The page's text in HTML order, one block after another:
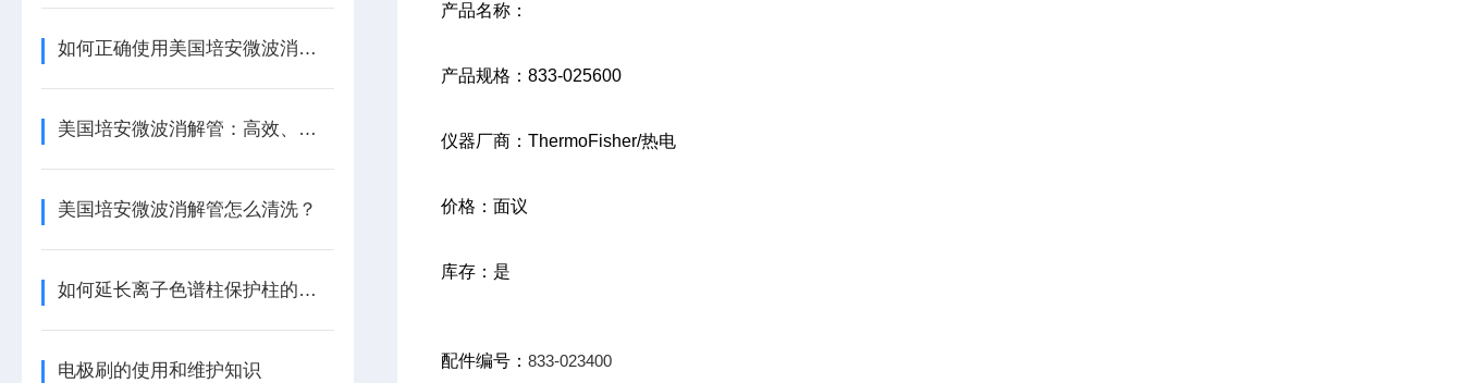
如何正确使用美国培安微波消解管进行样品消解？
美国培安微波消解管：高效、安全且环保的样品前处理解决方案
美国培安微波消解管怎么清洗？
如何延长离子色谱柱保护柱的使用寿命
电极刷的使用和维护知识
产品名称：
产品规格：833-025600
仪器厂商： ThermoFisher/热电
价格：面议
库存：是
配件编号： 833-023400